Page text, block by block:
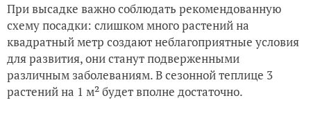
При высадке важно соблюдать рекомендованную
схему посадки: слишком много растений на
квадратный метр создают неблагоприятные условия
для развития, они станут подверженными
различным заболеваниям. В сезонной теплице 3
растений на 1 м² будет вполне достаточно.